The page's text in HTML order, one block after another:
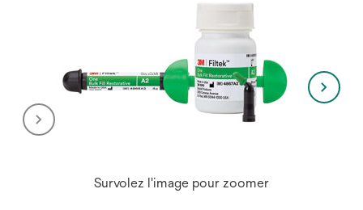
Survolez l'image pour zoomer